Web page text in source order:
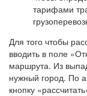
тарифами
Для того чтобы
вводить в поле
маршрута. Из
нужный город. По
кнопку